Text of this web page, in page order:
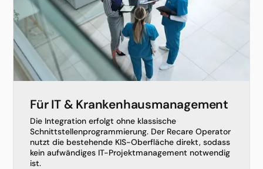
Für IT & Krankenhausmanagement
Die Integration erfolgt ohne klassische
Schnittstellenprogrammierung. Der Recare Operator
nutzt die bestehende KIS-Oberfläche direkt, sodass
kein aufwändiges IT-Projektmanagement notwendig
ist.